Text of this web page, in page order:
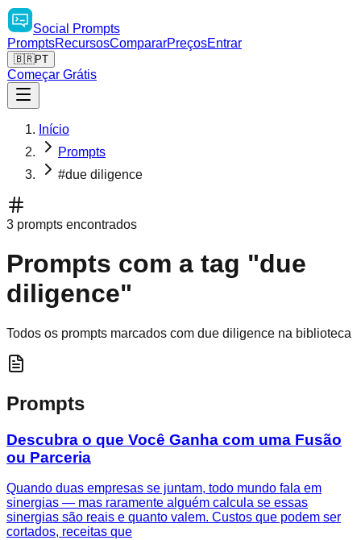
Social
Prompts
PromptsRecursosCompararPreçosEntrar
🇧🇷PT
Começar Grátis
Início
Prompts
#due diligence
3 prompts encontrados
Prompts com a tag "due
diligence"
Todos os prompts marcados com due diligence na biblioteca
Prompts
Descubra o que Você Ganha com uma Fusão
ou Parceria
Quando duas empresas se juntam, todo mundo fala em
sinergias — mas raramente alguém calcula se essas
sinergias são reais e quanto valem. Custos que podem ser
cortados, receitas que